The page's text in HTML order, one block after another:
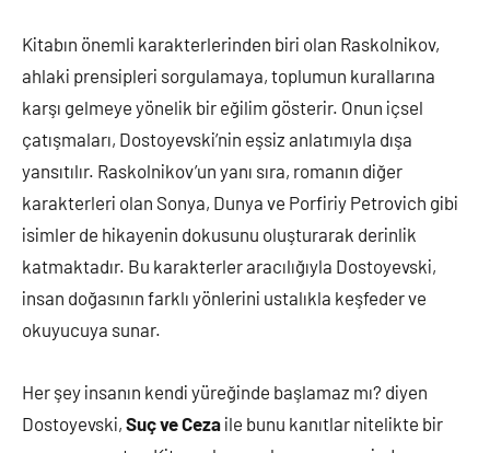
Kitabın önemli karakterlerinden biri olan Raskolnikov,
ahlaki prensipleri sorgulamaya, toplumun kurallarına
karşı gelmeye yönelik bir eğilim gösterir. Onun içsel
çatışmaları, Dostoyevski’nin eşsiz anlatımıyla dışa
yansıtılır. Raskolnikov’un yanı sıra, romanın diğer
karakterleri olan Sonya, Dunya ve Porfiriy Petrovich gibi
isimler de hikayenin dokusunu oluşturarak derinlik
katmaktadır. Bu karakterler aracılığıyla Dostoyevski,
insan doğasının farklı yönlerini ustalıkla keşfeder ve
okuyucuya sunar.
Her şey insanın kendi yüreğinde başlamaz mı? diyen
Dostoyevski, Suç ve Ceza ile bunu kanıtlar nitelikte bir